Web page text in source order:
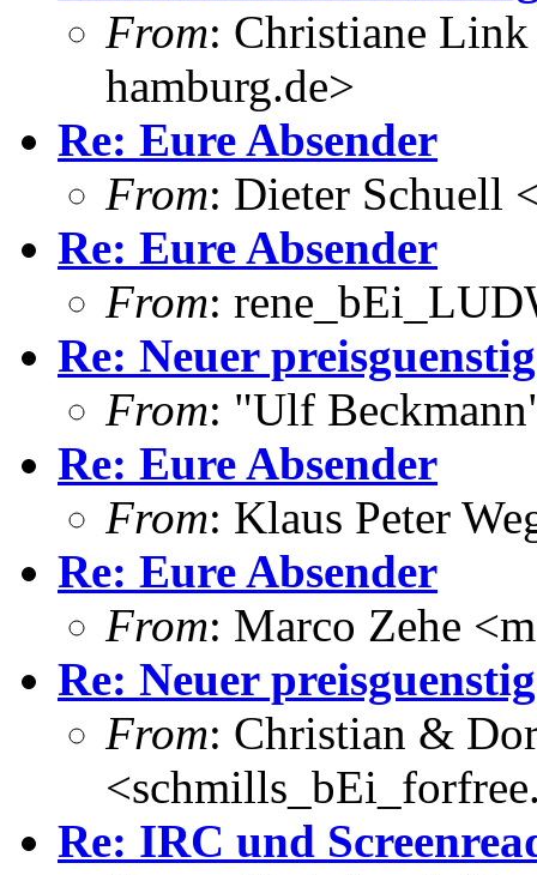
From: Christiane
hamburg.de>
Re: Eure Absender
From: Dieter Schuell
Re: Eure Absender
From:
Re: Neuer
From: "Ulf
Re: Eure Absender
From: Klaus Peter
Re: Eure Absender
From: Marco Zehe
Re: Neuer
From: Christian &
Re: IRC und